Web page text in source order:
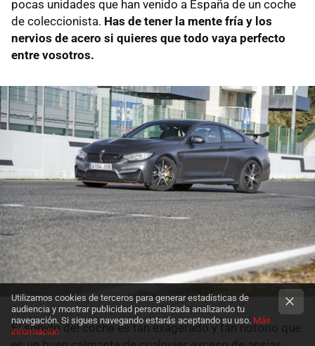
pocas unidades que han venido a España de un coche
de coleccionista. Has de tener la mente fría y los
nervios de acero si quieres que todo vaya perfecto
entre vosotros.
El sonido del coche es tan exagerado y tan notorio que
Utilizamos cookies de terceros para generar estadísticas de
audiencia y mostrar publicidad personalizada analizando tu
navegación. Si sigues navegando estarás aceptando su uso. Más
información